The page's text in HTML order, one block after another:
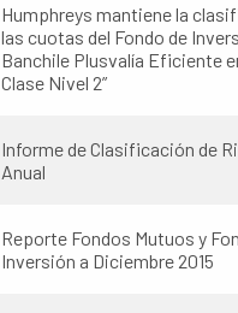
Humphreys mantiene la
las cuotas del Fondo de
Banchile Plusvalía Eficiente
Clase Nivel 2”
Informe de Clasificación de
Anual
Reporte Fondos Mutuos y
Inversión a Diciembre 2015